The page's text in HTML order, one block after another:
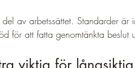
av arbetssättet. Standarder är
för att fatta genomtänkta beslut